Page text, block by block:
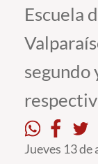
Estudiantes
Académicos
Funcionarios
Alumni
English
Escuela
segundo
Jueves 13 de